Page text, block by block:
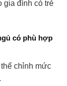
gia đình có trẻ
có phù hợp
chỉnh mức